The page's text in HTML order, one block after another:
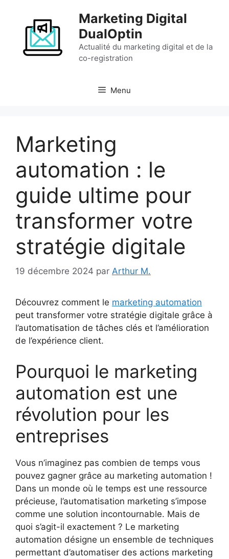
contenu
Marketing Digital
DualOptin
Actualité du marketing digital et de la
co-registration
Menu
Marketing
automation : le
guide ultime pour
transformer votre
stratégie digitale
19 décembre 2024 par Arthur M.
Découvrez comment le marketing automation
peut transformer votre stratégie digitale grâce à
l’automatisation de tâches clés et l’amélioration
de l’expérience client.
Pourquoi le marketing
automation est une
révolution pour les
entreprises
Vous n’imaginez pas combien de temps vous
pouvez gagner grâce au marketing automation !
Dans un monde où le temps est une ressource
précieuse, l’automatisation marketing s’impose
comme une solution incontournable. Mais de
quoi s’agit-il exactement ? Le marketing
automation désigne un ensemble de techniques
permettant d’automatiser des actions marketing